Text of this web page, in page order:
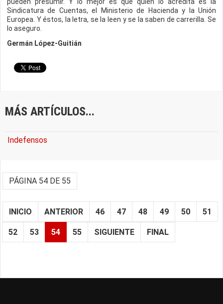
pueden presumir. Y lo mejor es que quien lo acredita es la
Sindicatura de Cuentas, el Ministerio de Hacienda y la Unión
Europea. Y éstos, la letra, se la leen y se la saben de carrerilla. Se
lo aseguro.
Germán López-Guitián
MÁS ARTÍCULOS...
Indefensos
PÁGINA 54 DE 55
INICIO ANTERIOR 46 47 48 49 50 51
52 53 54 55 SIGUIENTE FINAL